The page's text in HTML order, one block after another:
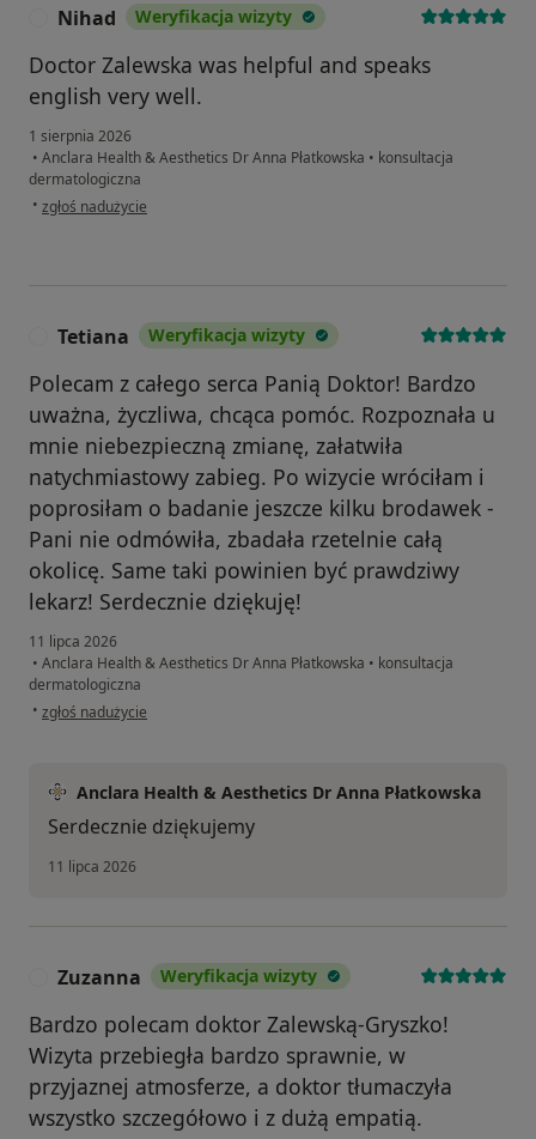
Nihad Weryfikacja wizyty
Doctor Zalewska was helpful and speaks
english very well.
1 sierpnia 2026
• Anclara Health & Aesthetics Dr Anna Płatkowska • konsultacja
dermatologiczna
• w opinii użytkownika Nihad
zgłoś nadużycie
Tetiana Weryfikacja wizyty
Polecam z całego serca Panią Doktor! Bardzo
uważna, życzliwa, chcąca pomóc. Rozpoznała u
mnie niebezpieczną zmianę, załatwiła
natychmiastowy zabieg. Po wizycie wróciłam i
poprosiłam o badanie jeszcze kilku brodawek -
Pani nie odmówiła, zbadała rzetelnie całą
okolicę. Same taki powinien być prawdziwy
lekarz! Serdecznie dziękuję!
11 lipca 2026
• Anclara Health & Aesthetics Dr Anna Płatkowska • konsultacja
dermatologiczna
• w opinii użytkownika Tetiana
zgłoś nadużycie
Anclara Health & Aesthetics Dr Anna Płatkowska
Serdecznie dziękujemy
11 lipca 2026
Zuzanna Weryfikacja wizyty
Bardzo polecam doktor Zalewską-Gryszko!
Wizyta przebiegła bardzo sprawnie, w
przyjaznej atmosferze, a doktor tłumaczyła
wszystko szczegółowo i z dużą empatią.